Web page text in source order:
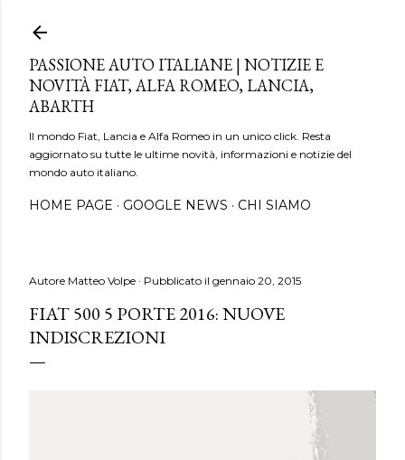
PASSIONE AUTO ITALIANE | NOTIZIE E
NOVITÀ FIAT, ALFA ROMEO, LANCIA,
ABARTH
Il mondo Fiat, Lancia e Alfa Romeo in un unico click. Resta
aggiornato su tutte le ultime novità, informazioni e notizie del
mondo auto italiano.
HOME PAGE GOOGLE NEWS CHI SIAMO
Autore Matteo Volpe Pubblicato il gennaio 20, 2015
FIAT 500 5 PORTE 2016: NUOVE
INDISCREZIONI